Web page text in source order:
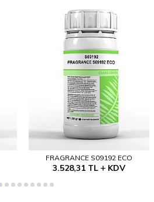
FRAGRANCE S09192 ECO
3.528,31 TL KDV